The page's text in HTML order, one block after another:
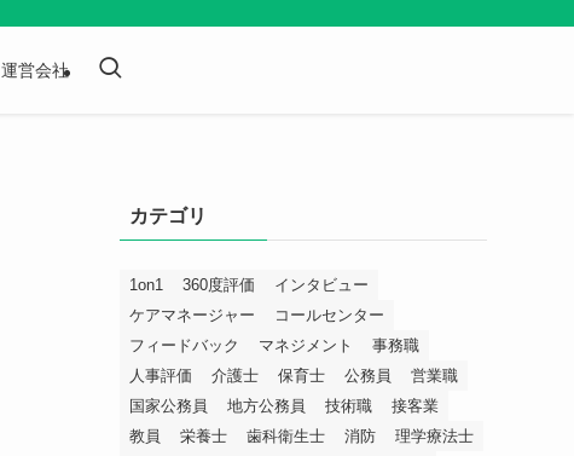
運営会社
カテゴリ
1on1 360度評価
インタビュー
ケアマネージャー
コールセンター
フィードバック
マネジメント
事務職
人事評価
介護士 保育士 公務員
営業職
国家公務員
地方公務員 技術職
接客業
教員
栄養士 歯科衛生士 消防
理学療法士